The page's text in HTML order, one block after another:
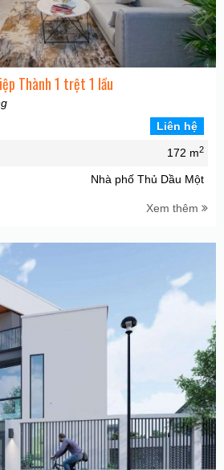
Thành 1 trệt 1 lầu
Liên hệ
172 m2
Nhà phố Thủ Dầu Một
Xem thêm